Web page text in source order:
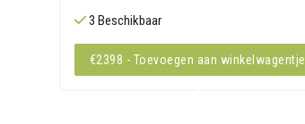
3 Beschikbaar
€2398 - Toevoegen aan winkelwagentje